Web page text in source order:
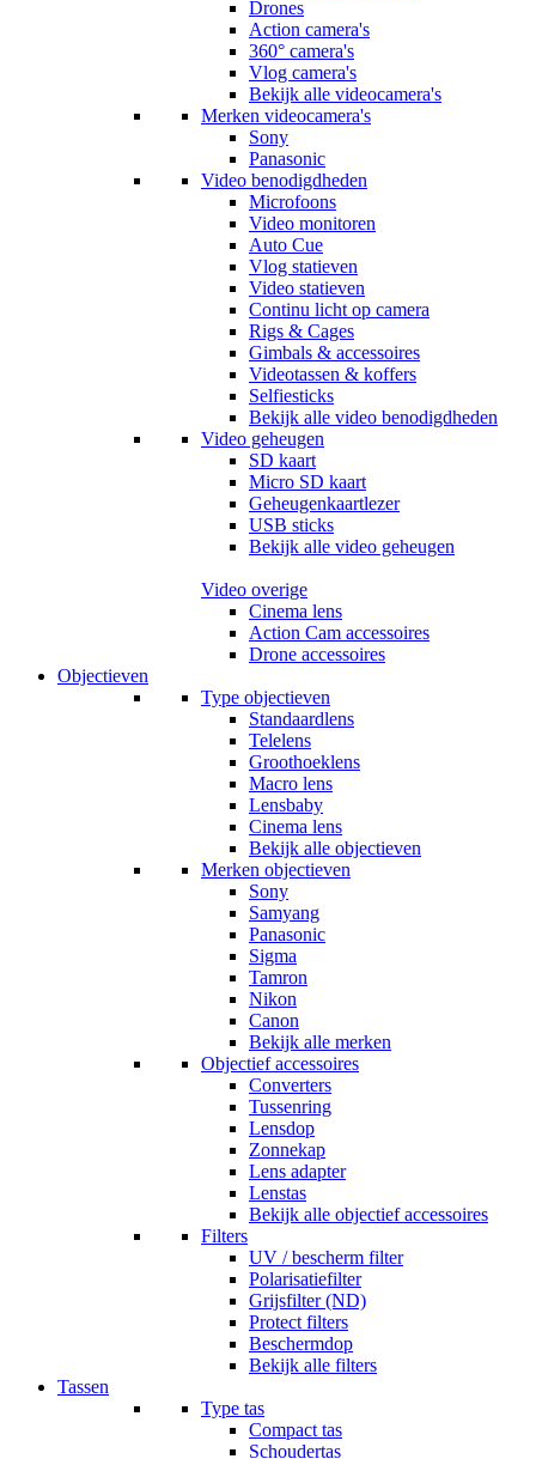
Drones
Action camera's
360° camera's
Vlog camera's
Bekijk alle videocamera's
Merken videocamera's
Sony
Panasonic
Video benodigdheden
Microfoons
Video monitoren
Auto Cue
Vlog statieven
Video statieven
Continu licht op camera
Rigs & Cages
Gimbals & accessoires
Videotassen & koffers
Selfiesticks
Bekijk alle video benodigdheden
Video geheugen
SD kaart
Micro SD kaart
Geheugenkaartlezer
USB sticks
Bekijk alle video geheugen
Video overige
Cinema lens
Action Cam accessoires
Drone accessoires
Objectieven
Type objectieven
Standaardlens
Telelens
Groothoeklens
Macro lens
Lensbaby
Cinema lens
Bekijk alle objectieven
Merken objectieven
Sony
Samyang
Panasonic
Sigma
Tamron
Nikon
Canon
Bekijk alle merken
Objectief accessoires
Converters
Tussenring
Lensdop
Zonnekap
Lens adapter
Lenstas
Bekijk alle objectief accessoires
Filters
UV / bescherm filter
Polarisatiefilter
Grijsfilter (ND)
Protect filters
Beschermdop
Bekijk alle filters
Tassen
Type tas
Compact tas
Schoudertas